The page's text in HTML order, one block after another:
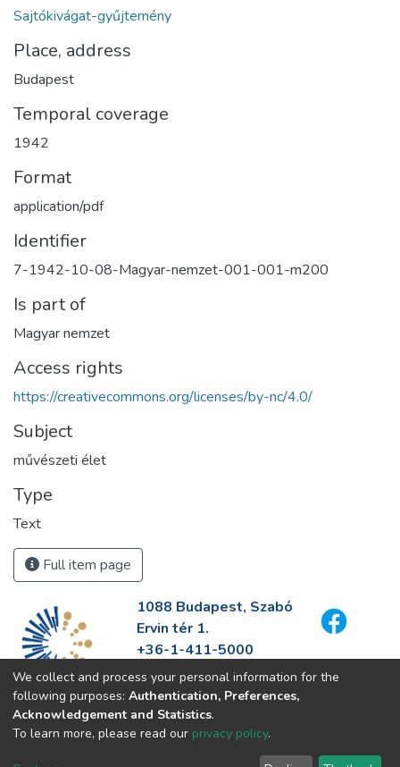
Sajtókivágat-gyűjtemény
Place, address
Budapest
Temporal coverage
1942
Format
application/pdf
Identifier
7-1942-10-08-Magyar-nemzet-001-001-m200
Is part of
Magyar nemzet
Access rights
https://creativecommons.org/licenses/by-nc/4.0/
Subject
művészeti élet
Type
Text
Full item page
1088 Budapest, Szabó
Ervin tér 1.
+36-1-411-5000
info@fszek.hu
https://fszek.hu
We collect and process your personal information for the
following purposes: Authentication, Preferences,
Acknowledgement and Statistics.
To learn more, please read our privacy policy.